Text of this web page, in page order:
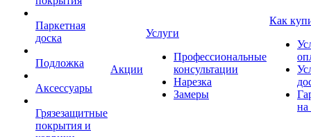
Паркетная
доска
Подложка
Аксессуары
Грязезащитные
покрытия и
Акции
Услуги
Профессиональные
консультации
Нарезка
Замеры
Как
на